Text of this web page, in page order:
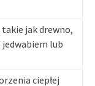
jak drewno,
lub
ciepłej